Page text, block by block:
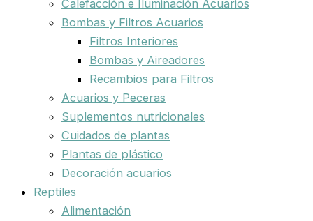
Calefacción e Iluminación Acuarios
Bombas y Filtros Acuarios
Filtros Interiores
Bombas y Aireadores
Recambios para Filtros
Acuarios y Peceras
Suplementos nutricionales
Cuidados de plantas
Plantas de plástico
Decoración acuarios
Reptiles
Alimentación